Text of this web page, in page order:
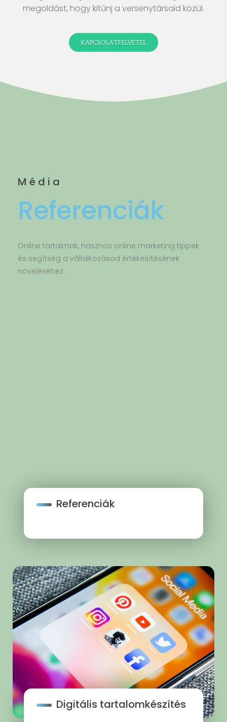
megoldást, hogy kitűnj a versenytársaid közül.
KAPCSOLATFELVÉTEL
Média
Referenciák
Online tartalmak, hasznos online marketing tippek
és segítség a vállalkozásod értékesítésének
növeléséhez.
Referenciák
Digitális tartalomkészítés